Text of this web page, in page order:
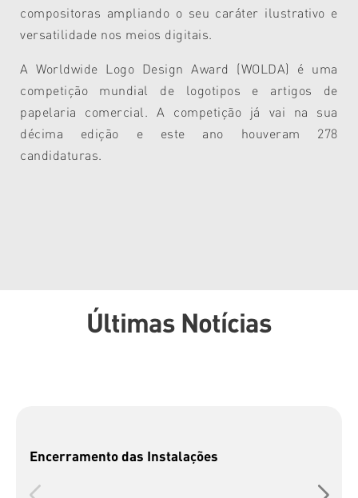
compositoras ampliando o seu caráter ilustrativo e
versatilidade nos meios digitais.
A Worldwide Logo Design Award (WOLDA) é uma
competição mundial de logotipos e artigos de
papelaria comercial. A competição já vai na sua
décima edição e este ano houveram 278
candidaturas.
Últimas Notícias
Encerramento das Instalações